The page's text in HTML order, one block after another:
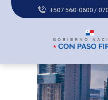
+507 560-0600 /